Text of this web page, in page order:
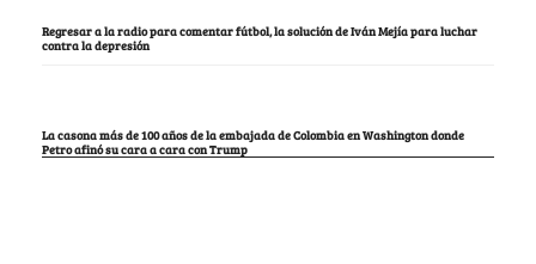
Regresar a la radio para comentar fútbol, la solución de Iván Mejía para luchar
contra la depresión
La casona más de 100 años de la embajada de Colombia en Washington donde
Petro afinó su cara a cara con Trump